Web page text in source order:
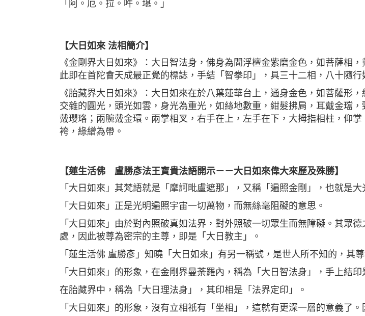
「阿。厄。拉。吽。堪。」
【大日如來 法相簡介】
《金剛界大日如來》：大日智法身，佛身為閻浮檀金紫磨金色，如菩薩相
此即在首陀會天成最正覺的標誌，手結「智拳印」，具三十二相，八十隨行
《胎藏界大日如來》：大日如來在於八葉蓮華台上，通身金色，如菩薩形
交雜的圓光，頭光如雲，身光為重光，如絲地數重，紺髮拂肩，耳戴金璫
戴瓔珞；兩腕戴金環。兩掌相叉，右手在上，左手在下，大拇指相柱，仰
袴，綠繒為帶。
【蓮生活佛 盧勝彥法王寶貴法語開示－－大日如來偉大來歷及殊勝】
「大日如來」其梵語就是「摩訶毗盧遮那」，又稱「遍照金剛」，也就是
「大日如來」正是光明遍照宇宙一切萬物，而無絲毫阻礙的意思。
「大日如來」由於對內照破真如法界，對外照破一切眾生而無障礙。其眾
處，因此被尊為密宗的主尊，即是「大日教主」。
「蓮生活佛 盧勝彥」知曉「大日如來」有另一稱號，是世人所不知的，其
「大日如來」的形象，在金剛界曼荼羅內，稱為「大日智法身」，手上結印
在胎藏界中，稱為「大日理法身」，其印相是「法界定印」。
「大日如來」的形象，沒有立相祇有「坐相」，這就有更深一層的意義了